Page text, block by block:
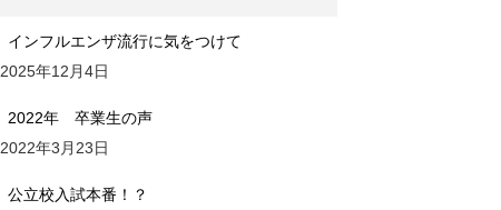
インフルエンザ流行に気をつけて
2025年12月4日
2022年 卒業生の声
2022年3月23日
公立校入試本番！？